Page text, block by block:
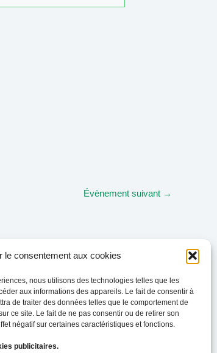
le consentement aux cookies
nous utilisons des technologies telles que les
aux informations des appareils. Le fait de consentir à
de traiter des données telles que le comportement de
ce site. Le fait de ne pas consentir ou de retirer son
négatif sur certaines caractéristiques et fonctions.
publicitaires.
Évènement suivant →